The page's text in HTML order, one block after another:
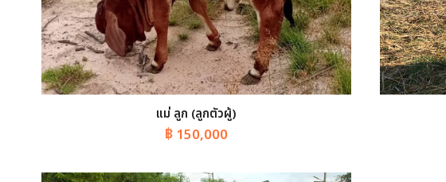
แม่ ลูก (ลูกตัวผู้)
฿ 150,000